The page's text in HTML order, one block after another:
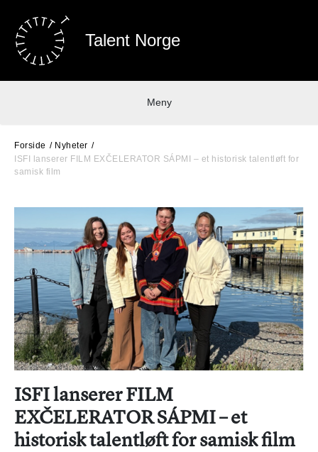
Talent Norge
Meny
Forside
Nyheter
ISFI lanserer FILM EXČELERATOR SÁPMI – et historisk talentløft for
samisk film
ISFI lanserer FILM
EXČELERATOR SÁPMI – et
historisk talentløft for samisk film